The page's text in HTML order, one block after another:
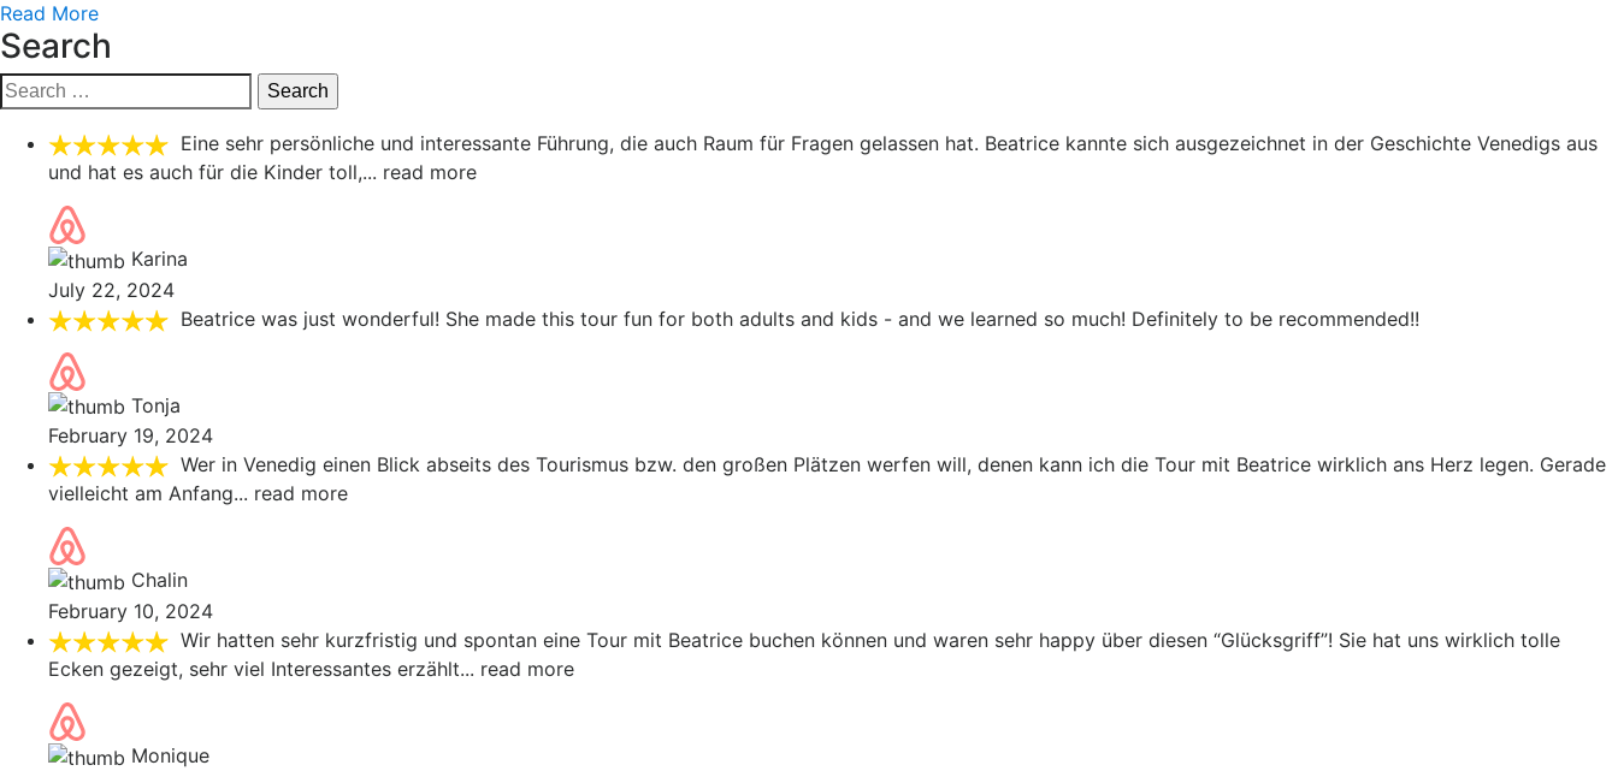
Read More
Search
Search
for:
Eine sehr persönliche und interessante Führung, die auch Raum für Fragen gelassen hat. Beatrice kannte sich ausgezeichnet in der Geschichte Venedigs aus
und hat es auch für die Kinder toll,... read more
Karina
July 22, 2024
Beatrice was just wonderful! She made this tour fun for both adults and kids - and we learned so much! Definitely to be recommended!!
Tonja
February 19, 2024
Wer in Venedig einen Blick abseits des Tourismus bzw. den großen Plätzen werfen will, denen kann ich die Tour mit Beatrice wirklich ans Herz legen. Gerade
vielleicht am Anfang... read more
Chalin
February 10, 2024
Wir hatten sehr kurzfristig und spontan eine Tour mit Beatrice buchen können und waren sehr happy über diesen “Glücksgriff”! Sie hat uns wirklich tolle
Ecken gezeigt, sehr viel Interessantes erzählt... read more
Monique